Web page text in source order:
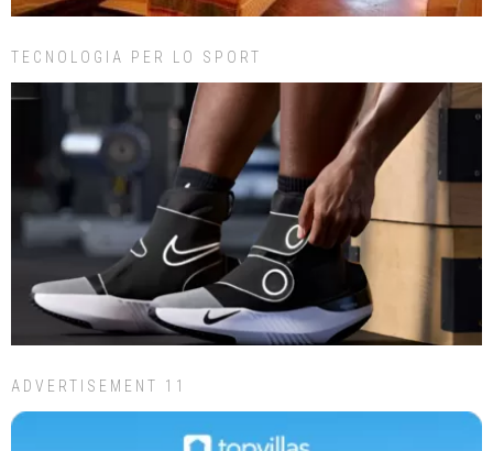
TECNOLOGIA PER LO SPORT
ADVERTISEMENT 11